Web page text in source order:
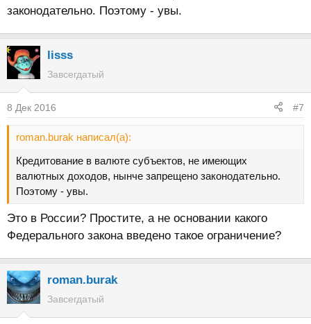
законодательно. Поэтому - увы.
lisss
Завсегдатый
8 Дек 2016 #7
roman.burak написал(а):
Кредитование в валюте субъектов, не имеющих
валютных доходов, нынче запрещено законодательно.
Поэтому - увы.
Это в России? Простите, а не основании какого
Федерального закона введено такое ограничение?
roman.burak
Завсегдатый